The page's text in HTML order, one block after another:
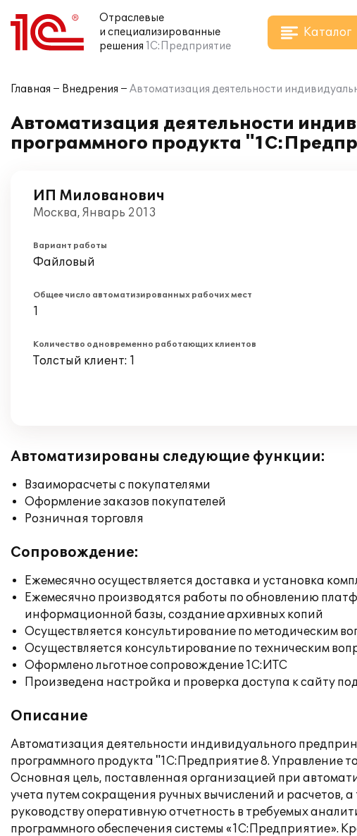
Отраслевые
и специализированные
решения 1С:Предприятие
Каталог
Главная Внедрения Автоматизация деятельности
Автоматизация деятельности
программного продукта
ИП Милованович
Москва, Январь 2013
Вариант работы
Файловый
Общее число автоматизированных рабочих мест
1
Количество одновременно работающих клиентов
Толстый клиент: 1
Автоматизированы следующие функции:
Взаиморасчеты с покупателями
Оформление заказов покупателей
Розничная торговля
Сопровождение:
Ежемесячно осуществляется доставка и установка
Ежемесячно производятся работы по обновлению
информационной базы, создание архивных копий
Осуществляется консультирование по методическим
Осуществляется консультирование по техническим
Оформлено льготное сопровождение 1С:ИТС
Произведена настройка и проверка доступа к сайту
Описание
Автоматизация деятельности индивидуального
программного продукта "1С:Предприятие 8. Управление
Основная цель, поставленная организацией при
учета путем сокращения ручных вычислений и
руководству оперативную отчетность в требуемых
программного обеспечения системы «1С:Предприятие».